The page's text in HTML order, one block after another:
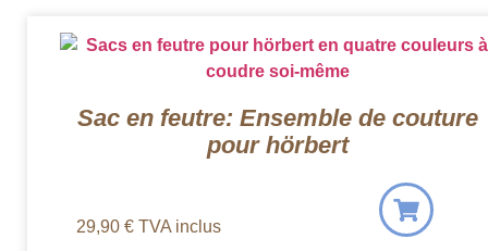
Sac en feutre: Ensemble de couture
pour hörbert
29,90 € TVA inclus